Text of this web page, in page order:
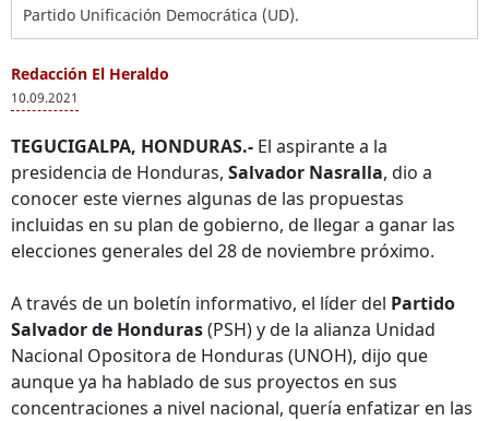
Partido Unificación Democrática (UD).
Redacción El Heraldo
10.09.2021
TEGUCIGALPA, HONDURAS.- El aspirante a la
presidencia de Honduras, Salvador Nasralla, dio a
conocer este viernes algunas de las propuestas
incluidas en su plan de gobierno, de llegar a ganar las
elecciones generales del 28 de noviembre próximo.
A través de un boletín informativo, el líder del Partido
Salvador de Honduras(PSH) y de la alianza Unidad
Nacional Opositora de Honduras (UNOH), dijo que
aunque ya ha hablado de sus proyectos en sus
concentraciones a nivel nacional, quería enfatizar en las